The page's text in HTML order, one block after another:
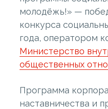
молодёжь!» —
конкурса
года, оператором
Министерство
общественных
Программа
наставничества и